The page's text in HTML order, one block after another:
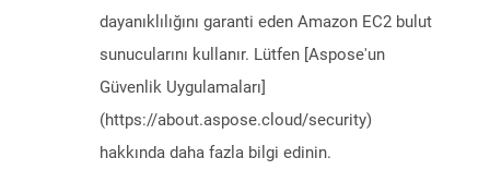
dayanıklılığını garanti eden Amazon EC2 bulut
sunucularını kullanır. Lütfen [Aspose'un
Güvenlik Uygulamaları]
(https://about.aspose.cloud/security)
hakkında daha fazla bilgi edinin.